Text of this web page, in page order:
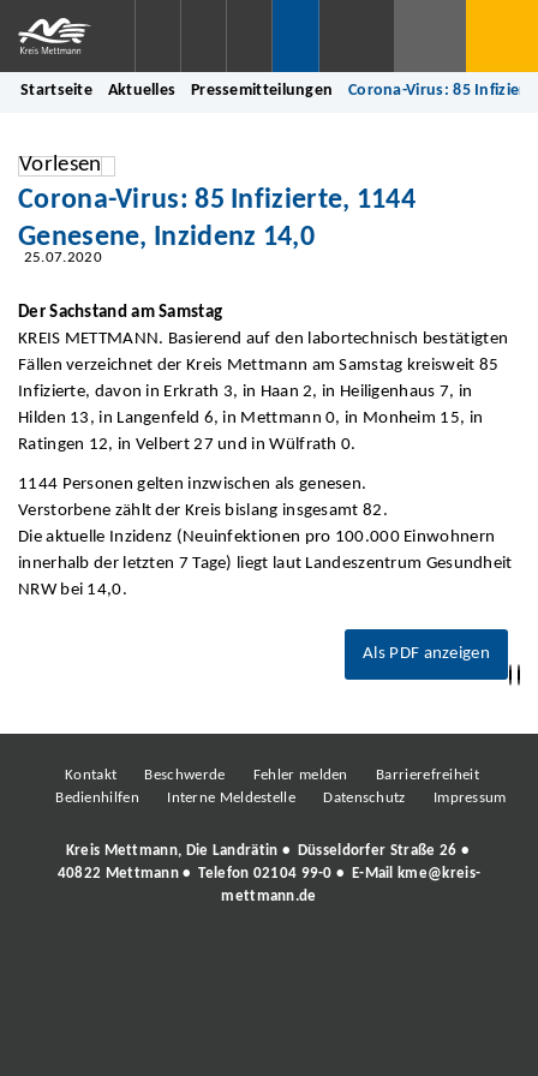
Startseite Aktuelles Pressemitteilungen Corona-Virus: 85
Vorlesen
Corona-Virus: 85 Infizierte, 1144
Genesene, Inzidenz 14,0
25.07.2020
Der Sachstand am Samstag
KREIS METTMANN. Basierend auf den labortechnisch bestätigten
Fällen verzeichnet der Kreis Mettmann am Samstag kreisweit 85
Infizierte, davon in Erkrath 3, in Haan 2, in Heiligenhaus 7, in
Hilden 13, in Langenfeld 6, in Mettmann 0, in Monheim 15, in
Ratingen 12, in Velbert 27 und in Wülfrath 0.
1144 Personen gelten inzwischen als genesen.
Verstorbene zählt der Kreis bislang insgesamt 82.
Die aktuelle Inzidenz (Neuinfektionen pro 100.000 Einwohnern
innerhalb der letzten 7 Tage) liegt laut Landeszentrum Gesundheit
NRW bei 14,0.
Als PDF anzeigen
Kontakt Beschwerde Fehler melden
Barrierefreiheit
Bedienhilfen
Interne Meldestelle Datenschutz Impressum
Kreis Mettmann, Die Landrätin • Düsseldorfer Straße 26 •
40822 Mettmann • Telefon 02104 99-0 • E-Mail
kme@kreis-
mettmann.de